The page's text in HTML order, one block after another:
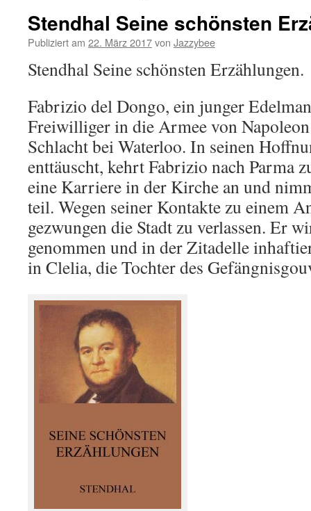
Stendhal Seine schönsten
Publiziert am 22. März 2017von Jazzybee
Stendhal Seine schönsten Erzählungen.
Fabrizio del Dongo, ein junger
Freiwilliger in die Armee von
Schlacht bei Waterloo. In seinen
enttäuscht, kehrt Fabrizio nach Parma
eine Karriere in der Kirche an und
teil. Wegen seiner Kontakte zu einem
gezwungen die Stadt zu verlassen. Er
genommen und in der Zitadelle
in Clelia, die Tochter des